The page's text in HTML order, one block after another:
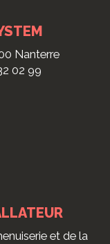
Nanterre
02 99
et de la